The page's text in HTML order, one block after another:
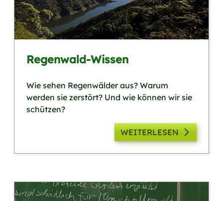
Regenwald-Wissen
Wie sehen Regenwälder aus? Warum
werden sie zerstört? Und wie können wir sie
schützen?
WEITERLESEN